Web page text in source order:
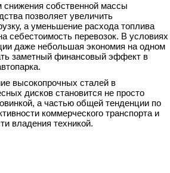
собственной массы
позволяет увеличить
а уменьшение расхода топлива
себестоимость перевозок. В условиях
даже небольшая экономия на одном
заметный финансовый эффект в
высокопрочных сталей в
дисков становится не просто
а частью общей тенденции по
коммерческого транспорта и
владения техникой.